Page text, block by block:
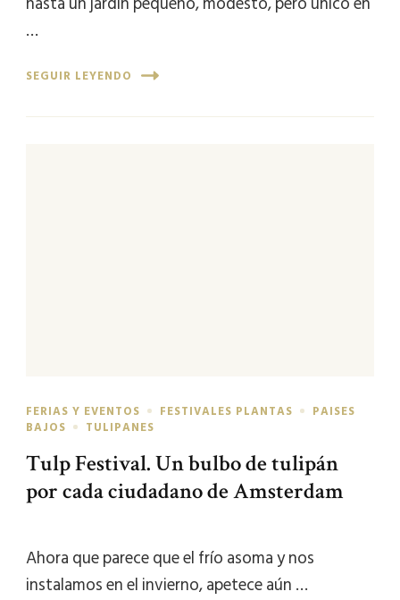
…
SEGUIR LEYENDO
FERIAS Y EVENTOS FESTIVALES PLANTAS
PAISES
BAJOS
TULIPANES
Tulp Festival. Un bulbo de tulipán
por cada ciudadano de Amsterdam
Ahora que parece que el frío asoma y nos
instalamos en el invierno, apetece aún …